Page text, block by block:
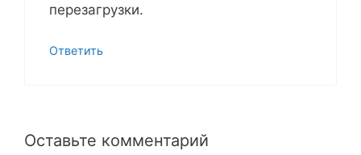
перезагрузки.
Ответить
Оставьте комментарий